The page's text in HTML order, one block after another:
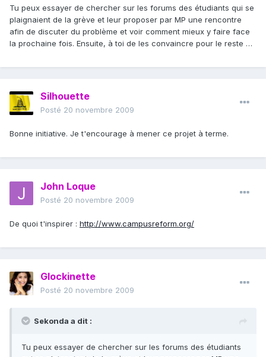
Tu peux essayer de chercher sur les forums des étudiants qui se
plaignaient de la grève et leur proposer par MP une rencontre
afin de discuter du problème et voir comment mieux y faire face
la prochaine fois. Ensuite, à toi de les convaincre pour le reste …
Silhouette
Posté 20 novembre 2009
Bonne initiative. Je t'encourage à mener ce projet à terme.
John Loque
Posté 20 novembre 2009
De quoi t'inspirer : http://www.campusreform.org/
Glockinette
Posté 20 novembre 2009
Sekonda a dit :
Tu peux essayer de chercher sur les forums des étudiants